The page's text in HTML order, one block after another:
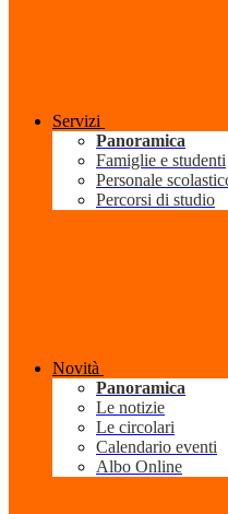
Servizi
Panoramica
Famiglie e studenti
Personale
Percorsi di studio
Novità
Panoramica
Le notizie
Le circolari
Calendario eventi
Albo Online